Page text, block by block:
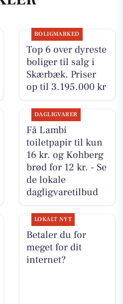
BOLIGMARKED
Top 6 over dyreste
boliger til salg i
Skærbæk. Priser
op til 3.195.000 kr
DAGLIGVARER
Få Lambi
toiletpapir til kun
16 kr. og Kohberg
brød for 12 kr. - Se
de lokale
dagligvaretilbud
LOKALT NYT
Betaler du for
meget for dit
internet?